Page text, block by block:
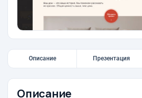
Описание Презентация
Описание